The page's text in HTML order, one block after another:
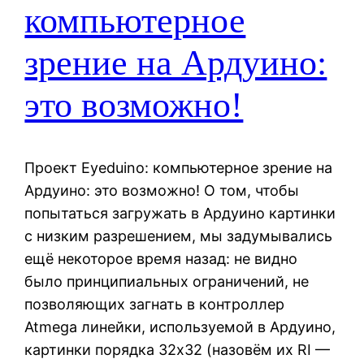
компьютерное
зрение на Ардуино:
это возможно!
Проект Eyeduino: компьютерное зрение на
Ардуино: это возможно! О том, чтобы
попытаться загружать в Ардуино картинки
с низким разрешением, мы задумывались
ещё некоторое время назад: не видно
было принципиальных ограничений, не
позволяющих загнать в контроллер
Atmega линейки, используемой в Ардуино,
картинки порядка 32х32 (назовём их RI —